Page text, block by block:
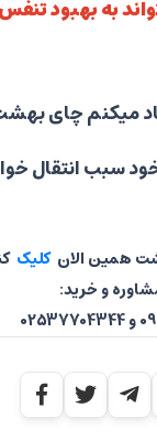
به بهبود
میکنم چای
سبب انتقال
همین الانکلیک
و خرید: